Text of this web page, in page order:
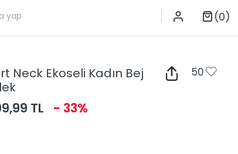
(0)
Neck Ekoseli Kadın Bej
50
TL - 33%